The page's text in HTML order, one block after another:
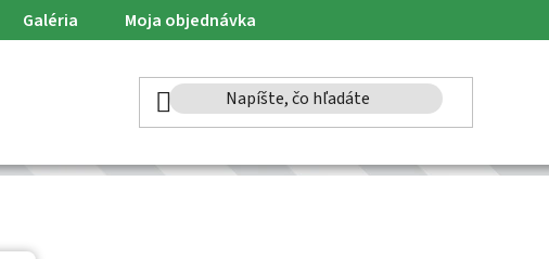
Galéria Moja objednávka